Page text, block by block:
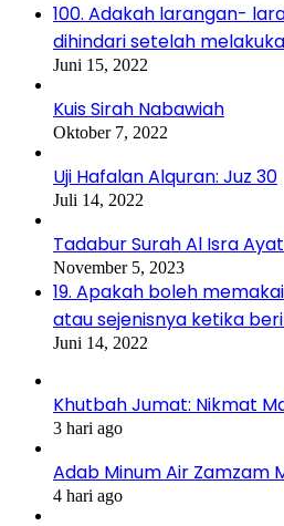
100. Adakah larangan-
dihindari setelah
Juni 15, 2022
Kuis Sirah Nabawiah
Oktober 7, 2022
Uji Hafalan Alquran: Juz 30
Juli 14, 2022
Tadabur Surah Al Isra
November 5, 2023
19. Apakah boleh
atau sejenisnya ketika
Juni 14, 2022
Khutbah Jumat: Nikmat
3 hari ago
Adab Minum Air Zamzam
4 hari ago